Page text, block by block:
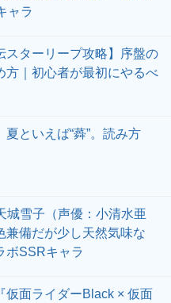
ャラ
スターリープ攻略】序盤の
方｜初心者が最初にやるべ
夏といえば“蕣”。読み方
城雪子（声優：小清水亜
兼備だが少し天然気味な
ボSSRキャラ
仮面ライダーBlack × 仮面